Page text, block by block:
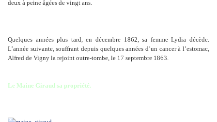
deux à peine âgées de vingt ans.
Quelques années plus tard, en décembre 1862, sa femme Lydia décède.
L’année suivante, souffrant depuis quelques années d’un cancer à l’estomac,
Alfred de Vigny la rejoint outre-tombe, le 17 septembre 1863.
Le Maine Giraud sa propriété.